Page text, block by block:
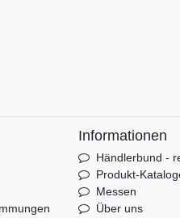
Informationen
Händlerbund -
Produkt-
Messen
Über uns